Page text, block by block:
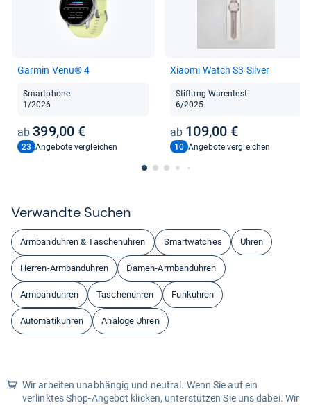
Gar­min Venu® 4
Smartphone
1/2026
399,00 €
23 Angebote vergleichen
Xiaomi Watch S3 Sil­ver
Stiftung Warentest
6/2025
109,00 €
10 Angebote vergleichen
Ver­wandte Suchen
Armbanduhren & Taschenuhren Smartwatches Uhren
Herren-Armbanduhren Damen-Armbanduhren
Armbanduhren Taschenuhren Funkuhren
Automatikuhren Analoge Uhren
Wir arbeiten unabhängig und neutral. Wenn Sie auf ein
verlinktes Shop-Angebot klicken, unterstützen Sie uns dabei. Wir